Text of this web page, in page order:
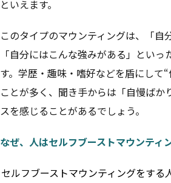
といえます。
このタイプのマウンティングは、「自
「自分にはこんな強みがある」といっ
す。学歴・趣味・嗜好などを盾にして
ことが多く、聞き手からは「自慢ばか
スを感じることがあるでしょう。
なぜ、人はセルフブーストマウンティ
セルフブーストマウンティングをする